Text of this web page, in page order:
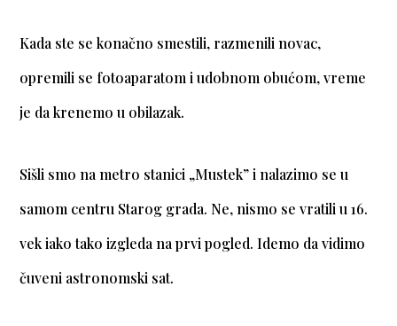
Kada ste se konačno smestili, razmenili novac,
opremili se fotoaparatom i udobnom obućom, vreme
je da krenemo u obilazak.
Sišli smo na metro stanici „Mustek” i nalazimo se u
samom centru Starog grada. Ne, nismo se vratili u 16.
vek iako tako izgleda na prvi pogled. Idemo da vidimo
čuveni astronomski sat.